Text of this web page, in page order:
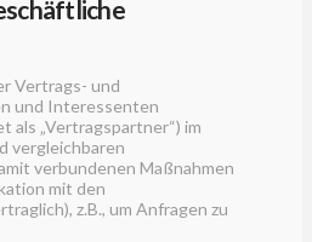
Vertrags- und
und Interessenten
als „Vertragspartner“) im
vergleichbaren
verbundenen Maßnahmen
mit den
z.B., um Anfragen zu